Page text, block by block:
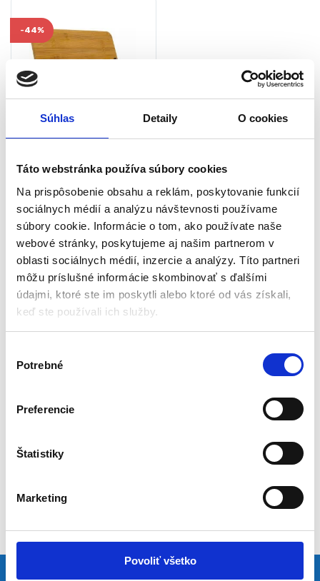
Súhlas Detaily O cookies
Táto webstránka používa súbory cookies
Na prispôsobenie obsahu a reklám, poskytovanie funkcií
sociálnych médií a analýzu návštevnosti používame
súbory cookie. Informácie o tom, ako používate naše
webové stránky, poskytujeme aj našim partnerom v
oblasti sociálnych médií, inzercie a analýzy. Títo partneri
môžu príslušné informácie skombinovať s ďalšími
údajmi, ktoré ste im poskytli alebo ktoré od vás získali,
keď ste používali ich služby.
Potrebné
Preferencie
Štatistiky
Marketing
Povoliť všetko
Regály
-44%
Skladom - doručenie do 24-
48 hod
Všestranné využitie
6-stupňové nastavenie sklonu
Materiál: bambus/kov
Rozmery: 21 x 28 x 13-18,5 cm
Hmotnosť: 779 g
10,00€
★★★★